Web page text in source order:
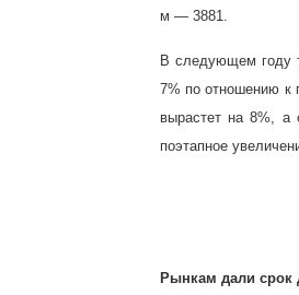
м — 3881.
В следующем году
7% по отношению к
вырастет на 8%, а
поэтапное
Рынкам дали срок